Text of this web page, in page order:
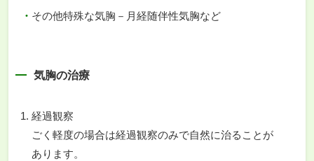
その他特殊な気胸－月経随伴性気胸など
気胸の治療
経過観察
ごく軽度の場合は経過観察のみで自然に治ることが
あります。